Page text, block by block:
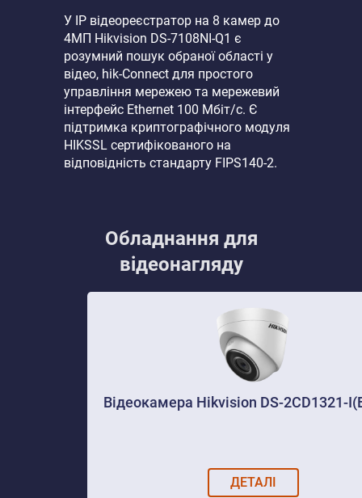
У IP відеореєстратор на 8 камер до
4МП Hikvision DS-7108NI-Q1 є
розумний пошук обраної області у
відео, hik-Connect для простого
управління мережею та мережевий
інтерфейс Ethernet 100 Мбіт/с. Є
підтримка криптографічного модуля
HIKSSL сертифікованого на
відповідність стандарту FIPS140-2.
Обладнання для
відеонагляду
Відеокамера Hikvision DS-2CD1321-
ДЕТАЛІ